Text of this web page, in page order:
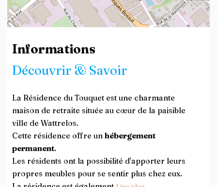
Leaflet| ©OpenStreetMap contributors
Informations
Découvrir & Savoir
La Résidence du Touquet est une charmante
maison de retraite située au cœur de la paisible
ville de Wattrelos.
Cette résidence offre un hébergement
permanent.
Les résidents ont la possibilité d'apporter leurs
propres meubles pour se sentir plus chez eux.